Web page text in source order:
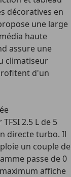
décoratives en
une large
haute
assure une
climatiseur
d'un
2.5 L de 5
directe turbo. Il
un couple de
passe de 0
affiche